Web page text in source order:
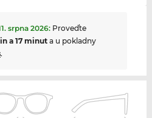
srpna 2026: Proveďte
a 17 minuta u pokladny
.